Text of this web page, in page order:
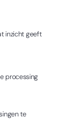
inzicht geeft
processing
te